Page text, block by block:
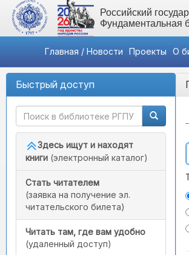
Российский
Фундаментальная
Главная / Новости Проекты О
Быстрый доступ
Здесь ищут и находят
книги (электронный каталог)
Стать читателем
(заявка на получение эл.
читательского билета)
Читать там, где вам удобно
(удаленный доступ)